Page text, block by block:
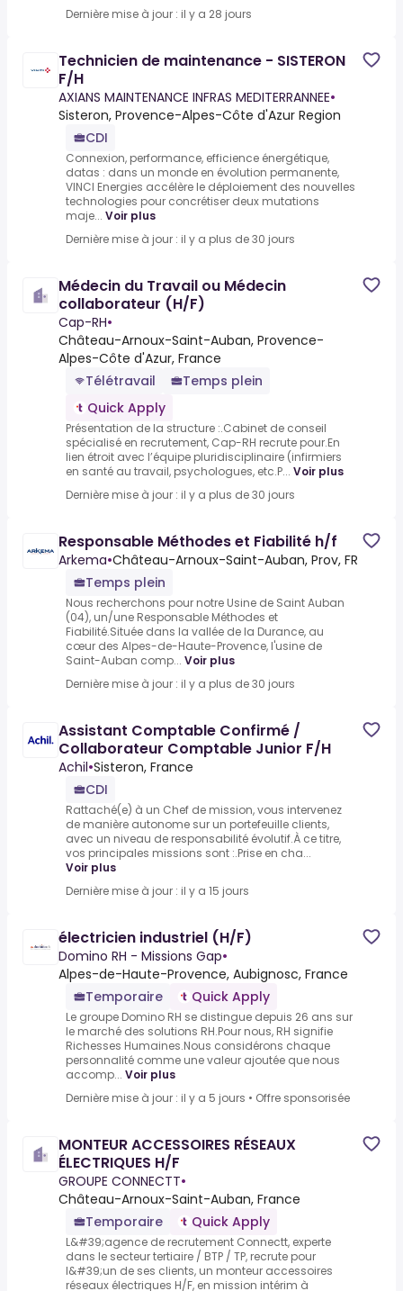
Dernière mise à jour : il y a 28 jours
Technicien de maintenance - SISTERON
F/H
AXIANS MAINTENANCE INFRAS MEDITERRANNEE•
Sisteron, Provence-Alpes-Côte d'Azur Region
CDI
Connexion, performance, efficience énergétique,
datas : dans un monde en évolution permanente,
VINCI Energies accélère le déploiement des nouvelles
technologies pour concrétiser deux mutations
maje... Voir plus
Dernière mise à jour : il y a plus de 30 jours
Médecin du Travail ou Médecin
collaborateur (H/F)
Cap-RH•
Château-Arnoux-Saint-Auban, Provence-
Alpes-Côte d'Azur, France
Télétravail
Temps plein
Quick Apply
Présentation de la structure :.Cabinet de conseil
spécialisé en recrutement, Cap-RH recrute pour.En
lien étroit avec l’équipe pluridisciplinaire (infirmiers
en santé au travail, psychologues, etc.P... Voir plus
Dernière mise à jour : il y a plus de 30 jours
Responsable Méthodes et Fiabilité h/f
Arkema•Château-Arnoux-Saint-Auban, Prov, FR
Temps plein
Nous recherchons pour notre Usine de Saint Auban
(04), un/une Responsable Méthodes et
Fiabilité.Située dans la vallée de la Durance, au
cœur des Alpes-de-Haute-Provence, l'usine de
Saint-Auban comp... Voir plus
Dernière mise à jour : il y a plus de 30 jours
Assistant Comptable Confirmé /
Collaborateur Comptable Junior F/H
Achil•Sisteron, France
CDI
Rattaché(e) à un Chef de mission, vous intervenez
de manière autonome sur un portefeuille clients,
avec un niveau de responsabilité évolutif.À ce titre,
vos principales missions sont :.Prise en cha...
Voir plus
Dernière mise à jour : il y a 15 jours
électricien industriel (H/F)
Domino RH - Missions Gap•
Alpes-de-Haute-Provence, Aubignosc, France
Temporaire
Quick Apply
Le groupe Domino RH se distingue depuis 26 ans sur
le marché des solutions RH.Pour nous, RH signifie
Richesses Humaines.Nous considérons chaque
personnalité comme une valeur ajoutée que nous
accomp... Voir plus
Dernière mise à jour : il y a 5 jours • Offre sponsorisée
MONTEUR ACCESSOIRES RÉSEAUX
ÉLECTRIQUES H/F
GROUPE CONNECTT•
Château-Arnoux-Saint-Auban, France
Temporaire
Quick Apply
L&#39;agence de recrutement Connectt, experte
dans le secteur tertiaire / BTP / TP, recrute pour
l&#39;un de ses clients, un monteur accessoires
réseaux électriques H/F, en mission intérim à